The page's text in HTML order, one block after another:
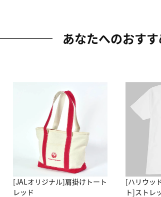
あなたへのおす
[JALオリジナル]肩掛けトート
レッド
[ハリウッ
ト]ストレ